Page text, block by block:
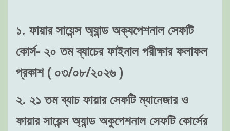
১. ফায়ার সায়েন্স অ্যান্ড অক্যপেশনাল সেফটি
কোর্স- ২০ তম ব্যাচের ফাইনাল পরীক্ষার ফলাফল
প্রকাশ ( ০৩/০৮/২০২৬ )
২. ২১ তম ব্যাচ ফায়ার সেফটি ম্যানেজার ও
ফায়ার সায়েন্স অ্যান্ড অকুপেশনাল সেফটি কোর্সের